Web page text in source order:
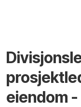
eiendom